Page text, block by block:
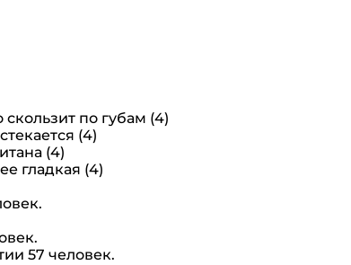
по губам (4)
(4)
(4)
гладкая (4)
57 человек.